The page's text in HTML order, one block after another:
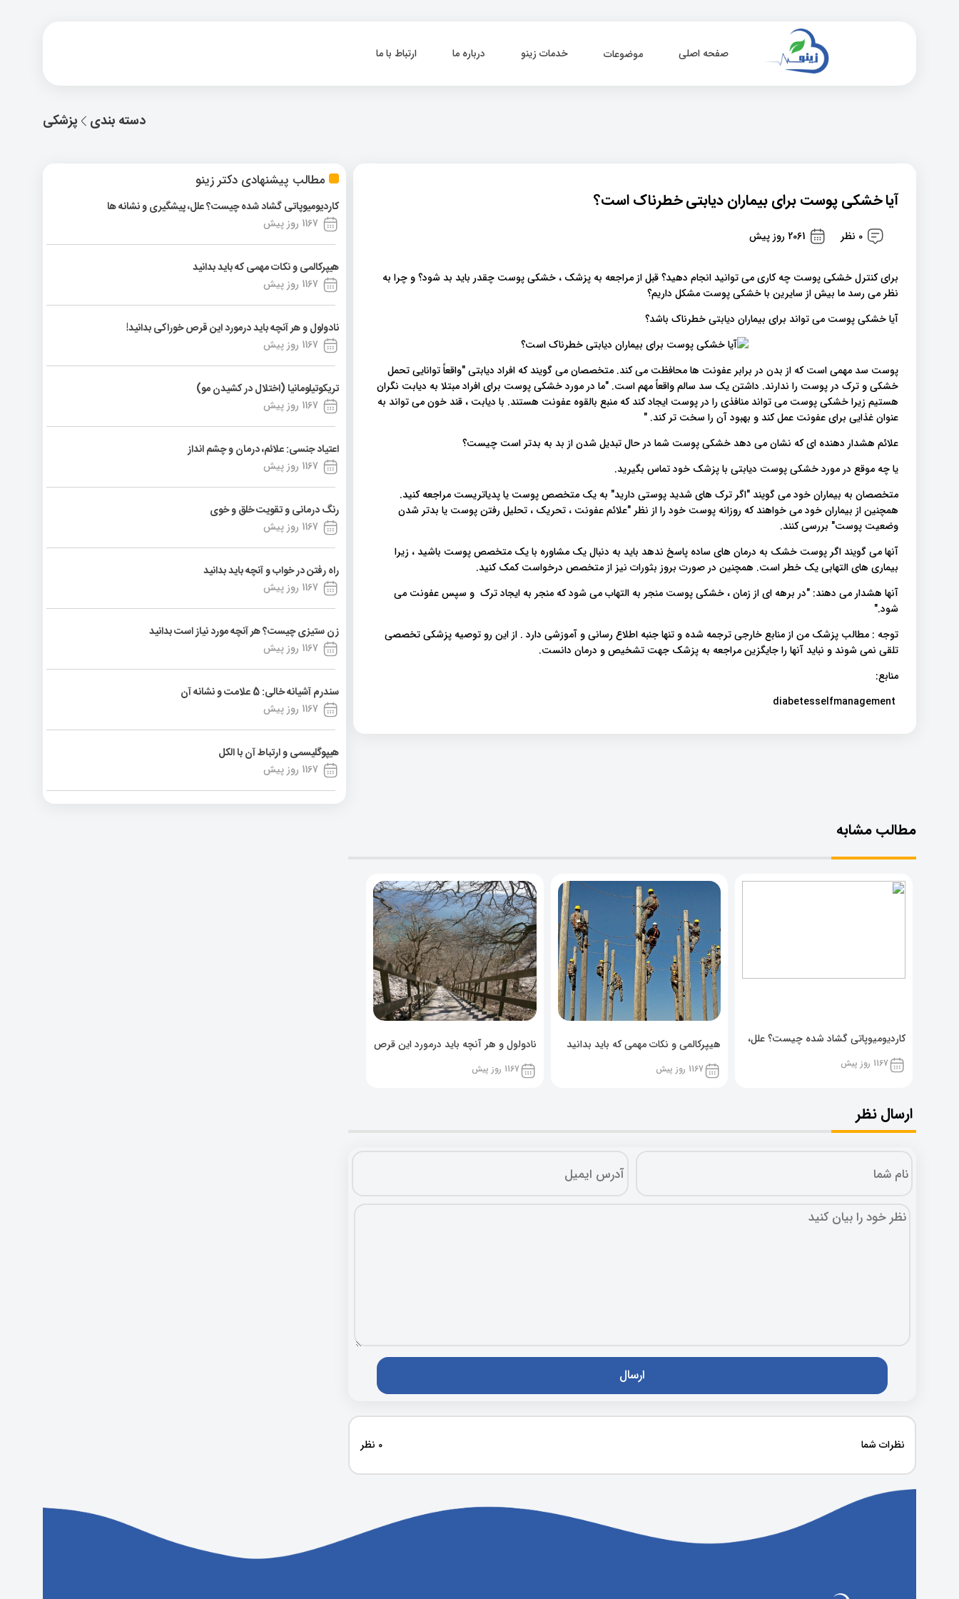
صفحه اصلی موضوعات خدمات زینو درباره ما ارتباط با ما
پزشکی دسته بندی
مطالب پیشنهادی دکتر زینو
کاردیومیوپاتی گشاد شده چیست؟ علل، پیشگیری و نشانه ها
1167 روز پیش
هیپرکالمی و نکات مهمی که باید بدانید
1167 روز پیش
نادولول و هر آنچه باید درمورد این قرص خوراکی بدانید!
1167 روز پیش
تریکوتیلومانیا (اختلال در کشیدن مو)
1167 روز پیش
اعتیاد جنسی: علائم، درمان و چشم انداز
1167 روز پیش
رنگ درمانی و تقویت خلق و خوی
1167 روز پیش
راه رفتن در خواب و آنچه باید بدانید
1167 روز پیش
زن ستیزی چیست؟ هر آنچه مورد نیاز است بدانید
1167 روز پیش
سندرم آشیانه خالی: 5 علامت و نشانه آن
1167 روز پیش
هیپوگلیسمی و ارتباط آن با الکل
1167 روز پیش
آیا خشکی پوست برای بیماران دیابتی خطرناک است؟
0 نظر 2061 روز پیش
برای کنترل خشکی پوست چه کاری می توانید انجام دهید؟ قبل از مراجعه به پزشک ، خشکی پوست چقدر باید بد شود؟ و چرا به
نظر می رسد ما بیش از سایرین با خشکی پوست مشکل داریم؟
آیا خشکی پوست می تواند برای بیماران دیابتی خطرناک باشد؟
پوست سد مهمی است که از بدن در برابر عفونت ها محافظت می کند. متخصصان می گویند که افراد دیابتی "واقعاً توانایی تحمل
خشکی و ترک در پوست را ندارند. داشتن یک سد سالم واقعاً مهم است. "ما در مورد خشکی پوست برای افراد مبتلا به دیابت نگران
هستیم زیرا خشکی پوست می تواند منافذی را در پوست ایجاد کند که منبع بالقوه عفونت هستند. با دیابت ، قند خون می تواند به
عنوان غذایی برای عفونت عمل کند و بهبود آن را سخت تر کند. "
علائم هشدار دهنده ای که نشان می دهد خشکی پوست شما در حال تبدیل شدن از بد به بدتر است چیست؟
یا چه موقع در مورد خشکی پوست دیابتی با پزشک خود تماس بگیرید.
متخصصان به بیماران خود می گویند "اگر ترک های شدید پوستی دارید" به یک متخصص پوست یا پدیاتریست مراجعه کنید.
همچنین از بیماران خود می خواهند که روزانه پوست خود را از نظر "علائم عفونت ، تحریک ، تحلیل رفتن پوست یا بدتر شدن
وضعیت پوست" بررسی کنند.
آنها می گویند اگر پوست خشک به درمان های ساده پاسخ ندهد باید به دنبال یک مشاوره با یک متخصص پوست باشید ، زیرا
بیماری های التهابی یک خطر است. همچنین در صورت بروز بثورات نیز از متخصص درخواست کمک کنید.
آنها هشدار می دهند: "در برهه ای از زمان ، خشکی پوست منجر به التهاب می شود که منجر به ایجاد ترک و سپس عفونت می
شود."
توجه : مطالب پزشک من از منابع خارجی ترجمه شده و تنها جنبه اطلاع رسانی و آموزشی دارد . از این رو توصیه پزشکی تخصصی
تلقی نمی شوند و نباید آنها را جایگزین مراجعه به پزشک جهت تشخیص و درمان دانست.
منابع:
مطالب مشابه
کاردیومیوپاتی گشاد شده چیست؟ علل،
پیشگیری و نشانه ها
1167 روز پیش
هیپرکالمی و نکات مهمی که باید بدانید
1167 روز پیش
نادولول و هر آنچه باید درمورد این قرص
خوراکی بدانید!
1167 روز پیش
ارسال نظر
نظرات شما 0 نظر